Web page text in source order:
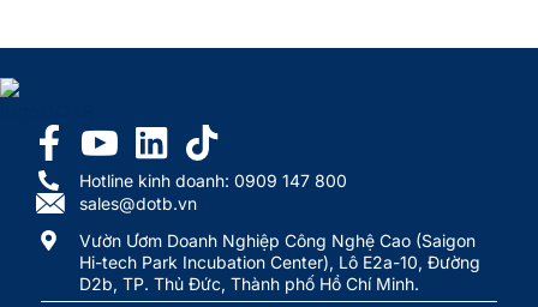
Hotline kinh doanh: 0909 147 800
sales@dotb.vn
Vườn Ươm Doanh Nghiệp Công Nghệ Cao (Saigon
Hi-tech Park Incubation Center), Lô E2a-10, Đường
D2b, TP. Thủ Đức, Thành phố Hồ Chí Minh.